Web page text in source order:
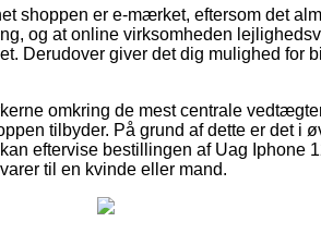
shoppen er e-mærket, eftersom det
og at online virksomheden
Derudover giver det dig mulighed for
omkring de mest centrale
tilbyder. På grund af dette er det i
eftervise bestillingen af Uag Iphone
til en kvinde eller mand.